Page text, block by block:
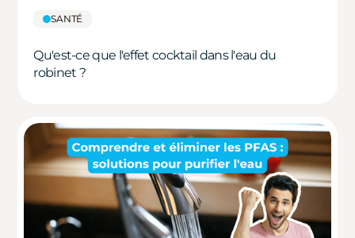
SANTÉ
Qu'est-ce que l'effet cocktail dans l'eau du
robinet ?